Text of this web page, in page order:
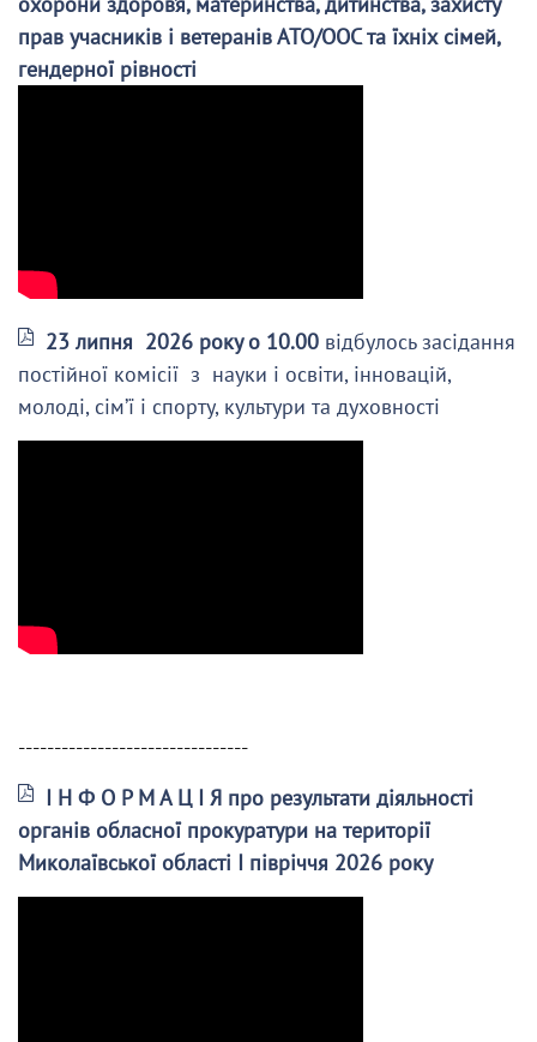
прав учасників і ветеранів АТО/ООС та їхніх сімей,
гендерної рівності
23 липня 2026 року о 10.00 відбулось засідання
постійної комісії з науки і освіти, інновацій,
молоді, сім’ї і спорту, культури та духовності
--------------------------------
І Н Ф О Р М А Ц І Я про результати діяльності
органів обласної прокуратури на території
Миколаївської області І півріччя 2026 року